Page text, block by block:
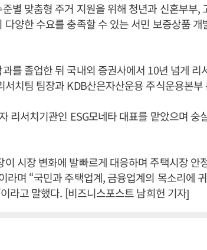
별 맞춤형 주거 지원을 위해 청년과 신혼부부,
양한 수요를 충족할 수 있는 서민 보증상품 개
를 졸업한 뒤 국내외 증권사에서 10년 넘게 리
서치팀 팀장과 KDB산은자산운용 주식운용본
리서치기관인 ESG모네타 대표를 맡았으며 숭
시장 변화에 발빠르게 대응하며 주택시장 안
라며 “국민과 주택업계, 금융업계의 목소리에
라고 말했다. [비즈니스포스트 남희헌 기자]